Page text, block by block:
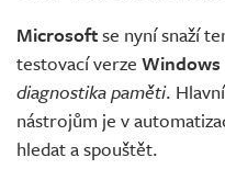
Microsoftse nyní snaží
testovací verze Windows
diagnostika paměti.
nástrojům je v
hledat a spouštět.